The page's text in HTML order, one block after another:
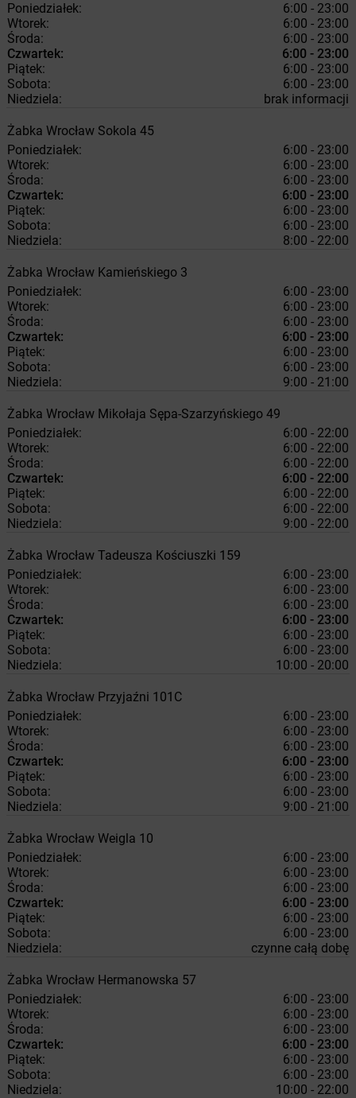
Poniedziałek:
6:00 - 23:00
Wtorek:
6:00 - 23:00
Środa:
6:00 - 23:00
Czwartek:
6:00 - 23:00
Piątek:
6:00 - 23:00
Sobota:
6:00 - 23:00
Niedziela:
brak informacji
Żabka Wrocław Sokola 45
Poniedziałek:
6:00 - 23:00
Wtorek:
6:00 - 23:00
Środa:
6:00 - 23:00
Czwartek:
6:00 - 23:00
Piątek:
6:00 - 23:00
Sobota:
6:00 - 23:00
Niedziela:
8:00 - 22:00
Żabka Wrocław Kamieńskiego 3
Poniedziałek:
6:00 - 23:00
Wtorek:
6:00 - 23:00
Środa:
6:00 - 23:00
Czwartek:
6:00 - 23:00
Piątek:
6:00 - 23:00
Sobota:
6:00 - 23:00
Niedziela:
9:00 - 21:00
Żabka Wrocław Mikołaja Sępa-Szarzyńskiego 49
Poniedziałek:
6:00 - 22:00
Wtorek:
6:00 - 22:00
Środa:
6:00 - 22:00
Czwartek:
6:00 - 22:00
Piątek:
6:00 - 22:00
Sobota:
6:00 - 22:00
Niedziela:
9:00 - 22:00
Żabka Wrocław Tadeusza Kościuszki 159
Poniedziałek:
6:00 - 23:00
Wtorek:
6:00 - 23:00
Środa:
6:00 - 23:00
Czwartek:
6:00 - 23:00
Piątek:
6:00 - 23:00
Sobota:
6:00 - 23:00
Niedziela:
10:00 - 20:00
Żabka Wrocław Przyjaźni 101C
Poniedziałek:
6:00 - 23:00
Wtorek:
6:00 - 23:00
Środa:
6:00 - 23:00
Czwartek:
6:00 - 23:00
Piątek:
6:00 - 23:00
Sobota:
6:00 - 23:00
Niedziela:
9:00 - 21:00
Żabka Wrocław Weigla 10
Poniedziałek:
6:00 - 23:00
Wtorek:
6:00 - 23:00
Środa:
6:00 - 23:00
Czwartek:
6:00 - 23:00
Piątek:
6:00 - 23:00
Sobota:
6:00 - 23:00
Niedziela:
czynne całą dobę
Żabka Wrocław Hermanowska 57
Poniedziałek:
6:00 - 23:00
Wtorek:
6:00 - 23:00
Środa:
6:00 - 23:00
Czwartek:
6:00 - 23:00
Piątek:
6:00 - 23:00
Sobota:
6:00 - 23:00
Niedziela:
10:00 - 22:00